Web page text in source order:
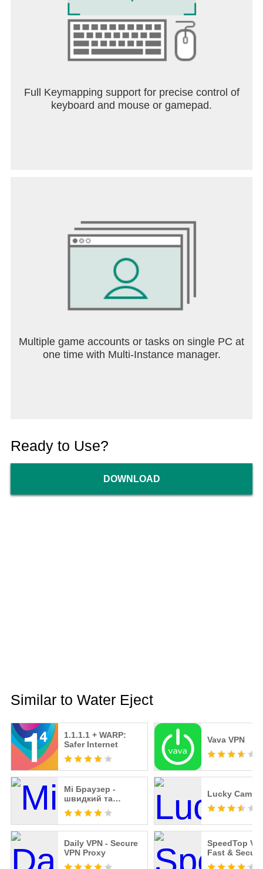
Full Keymapping support for precise control of
keyboard and mouse or gamepad.
Multiple game accounts or tasks on single PC at
one time with Multi-Instance manager.
Ready to Use?
DOWNLOAD
Similar to Water Eject
1.1.1.1 + WARP:
Safer Internet
Vava VPN
Мі Браузер -
швидкий та
безпечний браузер
Lucky Cam
Daily VPN - Secure
VPN Proxy
SpeedTop
Fast & Secure